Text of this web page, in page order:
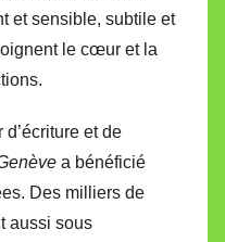
et sensible, subtile et
le cœur et la
d’écriture et de
a bénéficié
Des milliers de
aussi sous